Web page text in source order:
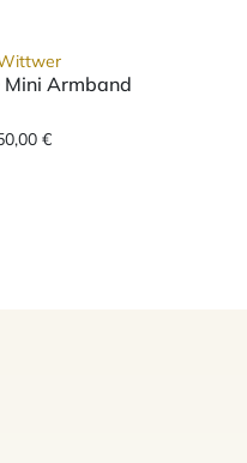
Armband
€